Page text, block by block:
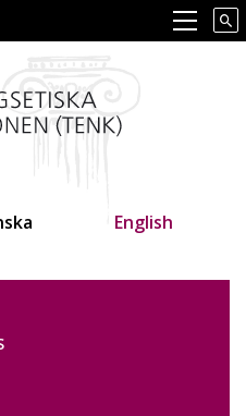
till
English
neuvottelukunta